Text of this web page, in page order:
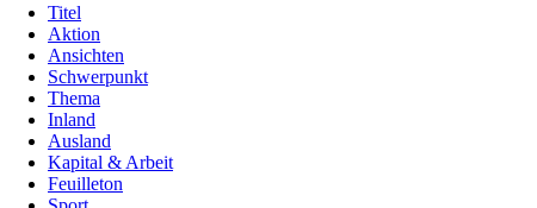
Titel
Aktion
Ansichten
Schwerpunkt
Thema
Inland
Ausland
Kapital & Arbeit
Feuilleton